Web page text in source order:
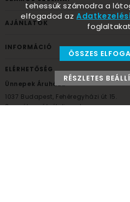
AJÁNLATOK
INFORMÁCIÓ
ELÉRHETŐSÉG
Ünnepek Áruháza
1037 Budapest, Fehéregyházi út 15.
Személyes átvételi pont
tehessük számodra a
elfogadod az
ÖSSZES
RÉSZLETES